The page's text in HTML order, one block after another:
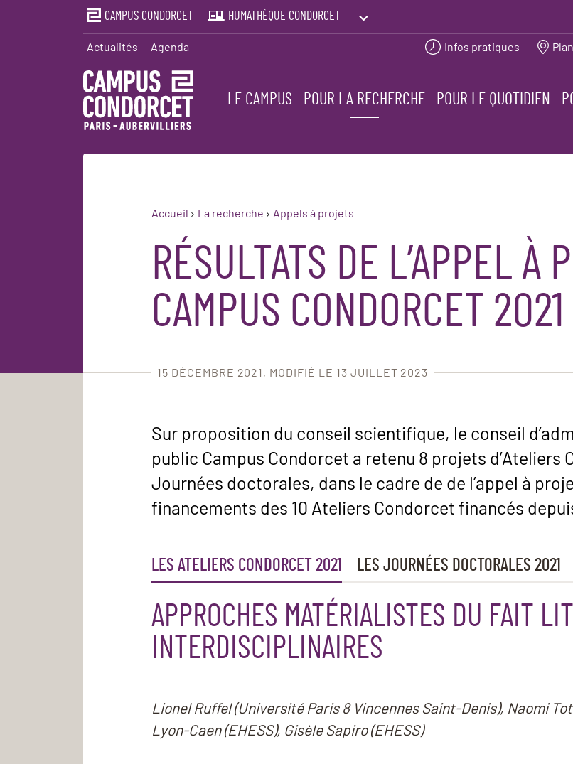
CAMPUS CONDORCET HUMATHÈQUE CONDORCET
PRINTEMPS DES HUMANITÉS
Actualités Agenda Infos pratiques Plan
LE CAMPUS POUR LA RECHERCHE POUR LE QUOTIDIEN
Accueil La recherche Appels à projets
RÉSULTATS DE L’APPEL À
CAMPUS CONDORCET 2021
15 DÉCEMBRE 2021 MODIFIÉ LE 13 JUILLET 2023
Sur proposition du conseil scientifique, le conseil
public Campus Condorcet a retenu 8 projets d’Ateliers
Journées doctorales, dans le cadre de de l’appel à
financements des 10 Ateliers Condorcet financés
LES ATELIERS CONDORCET 2021 LES JOURNÉES DOCTORALES 2021
APPROCHES MATÉRIALISTES DU FAIT
INTERDISCIPLINAIRES
Lionel Ruffel (Université Paris 8 Vincennes Saint-Denis), Naomi
Lyon-Caen (EHESS), Gisèle Sapiro (EHESS)